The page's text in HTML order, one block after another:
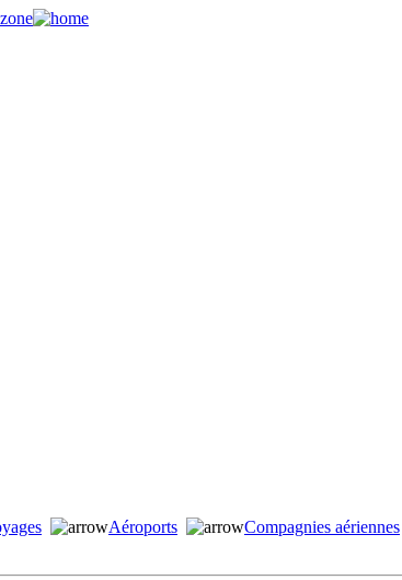
Aéroports Compagnies aériennes